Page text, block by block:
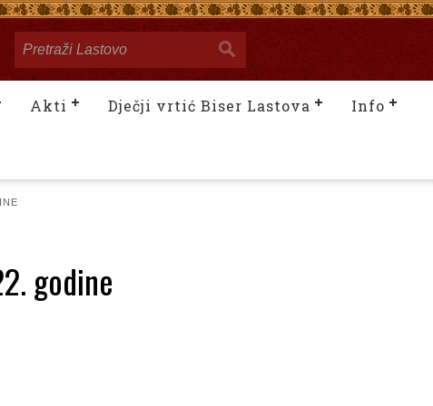
Akti Dječji vrtić Biser Lastova Info
godine